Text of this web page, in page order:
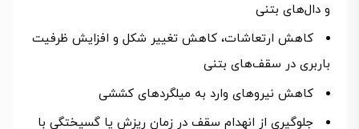
و دال‌های بتنی
کاهش ارتعاشات، کاهش تغییر شکل و افزایش ظرفیت
باربری در سقف‌های بتنی
کاهش نیروهای وارد به میلگردهای کششی
جلوگیری از انهدام سقف در زمان ریزش یا گسیختگی با